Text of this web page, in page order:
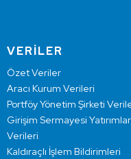
VERİLER
Özet Veriler
Aracı Kurum Verileri
Portföy Yönetim Şirketi
Girişim Sermayesi
Verileri
Kaldıraçlı İşlem Bildirimleri